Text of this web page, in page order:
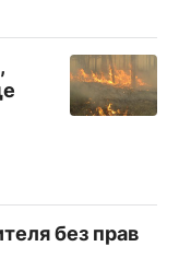
без прав